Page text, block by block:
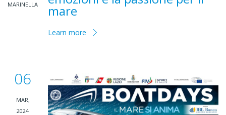
MARINELLA
mare
Learn more
06
MAR,
2024